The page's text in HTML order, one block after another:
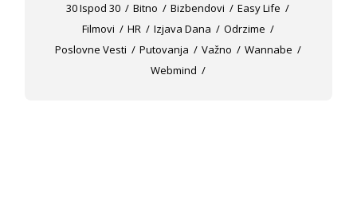
30 Ispod 30 Bitno Bizbendovi
Easy Life
Filmovi
HR Izjava Dana
Odrzime
Poslovne Vesti
Putovanja Važno
Wannabe
Webmind